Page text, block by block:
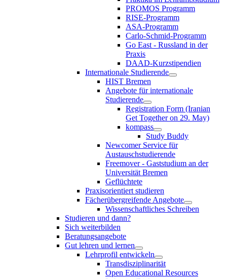
PROMOS Programm
RISE-Programm
ASA-Programm
Carlo-Schmid-Programm
Go East - Russland in der
Praxis
DAAD-Kurzstipendien
Internationale Studierende
HIST Bremen
Angebote für internationale
Studierende
Registration Form (Iranian
Get Together on 29. May)
kompass
Study Buddy
Newcomer Service für
Austauschstudierende
Freemover - Gaststudium an der
Universität Bremen
Geflüchtete
Praxisorientiert studieren
Fächerübergreifende Angebote
Wissenschaftliches Schreiben
Studieren und dann?
Sich weiterbilden
Beratungsangebote
Gut lehren und lernen
Lehrprofil entwickeln
Transdisziplinarität
Open Educational Resources